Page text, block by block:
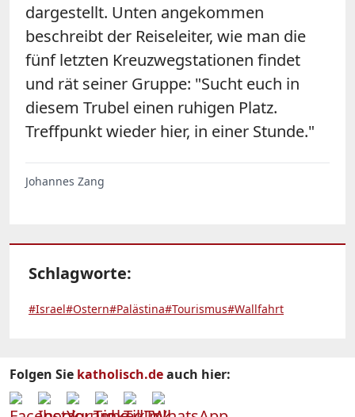
dargestellt. Unten angekommen
beschreibt der Reiseleiter, wie man die
fünf letzten Kreuzwegstationen findet
und rät seiner Gruppe: "Sucht euch in
diesem Trubel einen ruhigen Platz.
Treffpunkt wieder hier, in einer Stunde."
Johannes Zang
Schlagworte:
#Israel#Ostern#Palästina#Tourismus#Wallfahrt
Folgen Sie katholisch.deauch hier: